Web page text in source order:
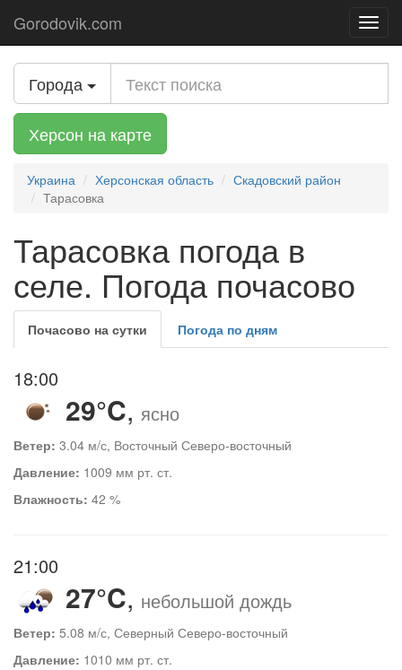
Gorodovik.com
Города
Херсон на карте
Украина Херсонская область
Скадовский район
Тарасовка
Тарасовка погода в
селе. Погода почасово
Почасово на сутки Погода по дням
18:00
29°C, ясно
Ветер: 3.04 м/с, Восточный Северо-восточный
Давление: 1009 мм рт. ст.
Влажность: 42 %
21:00
27°C, небольшой дождь
Ветер: 5.08 м/с, Северный Северо-восточный
Давление: 1010 мм рт. ст.